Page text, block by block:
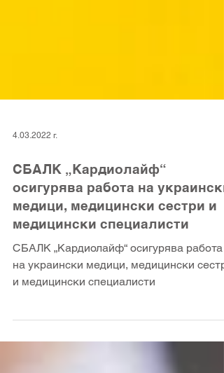
СБАЛК „Кардиолайф“
осигурява работа на украински
медици, медицински сестри и
медицински специалисти
СБАЛК „Кардиолайф“ осигурява работа
на украински медици, медицински